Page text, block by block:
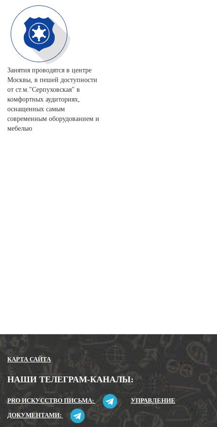
Занятия проводятся в центре
Москвы, в пешей доступности
от ст.м."Серпуховская" в
комфортных аудиториях,
оснащенных самым
современным оборудованием и
мебелью
КАРТА САЙТА
НАШИ ТЕЛЕГРАМ-КАНАЛЫ:
PRO ИСКУССТВО ПИСЬМА:
УПРАВЛЕНИЕ
ДОКУМЕНТАМИ: